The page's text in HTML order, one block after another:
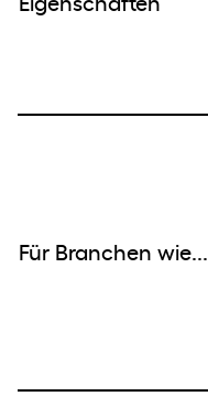
Für Branchen wie...